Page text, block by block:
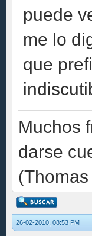
puede
me lo
que
Muchos
darse
26-02-2010, 08:53 PM